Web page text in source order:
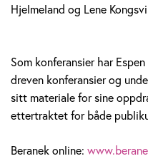
Hjelmeland og Lene
Som konferansier har
dreven konferansier og
sitt materiale for sine
ettertraktet for både
Beranek online: